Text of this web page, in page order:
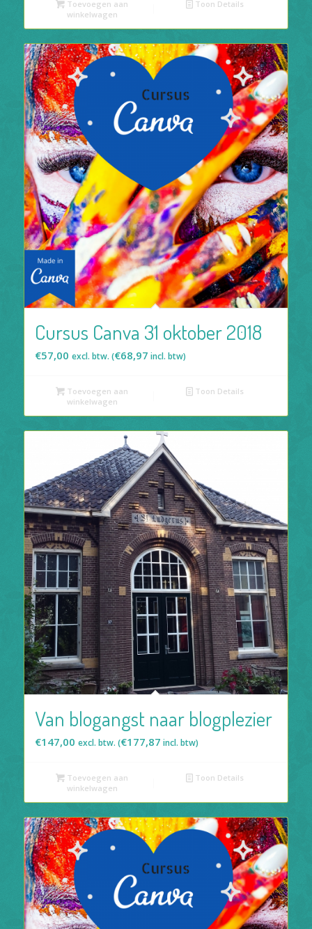
Toevoegen aan
winkelwagen
Toon Details
Cursus Canva 31 oktober 2018
€57,00 excl. btw. (€68,97 incl. btw)
Toevoegen aan
winkelwagen
Toon Details
Van blogangst naar blogplezier
€147,00 excl. btw. (€177,87 incl. btw)
Toevoegen aan
winkelwagen
Toon Details